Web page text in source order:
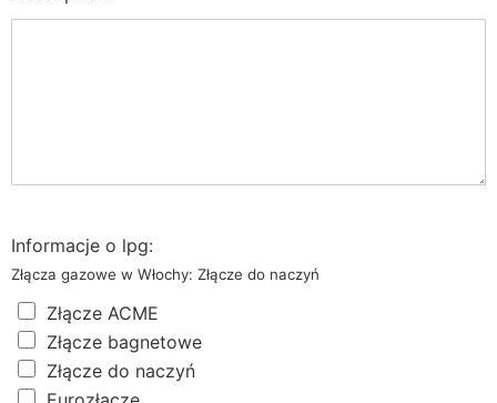
Informacje o lpg:
Złącza gazowe w Włochy: Złącze do naczyń
Złącze ACME
Złącze bagnetowe
Złącze do naczyń